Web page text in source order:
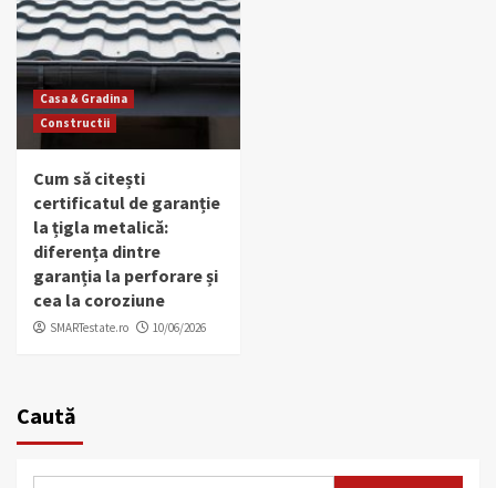
Casa & Gradina
Constructii
Cum să citești
certificatul de garanție
la țigla metalică:
diferența dintre
garanția la perforare și
cea la coroziune
SMARTestate.ro 10/06/2026
Caută